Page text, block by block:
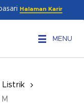
Halaman Karir
MENU
Listrik
Menu